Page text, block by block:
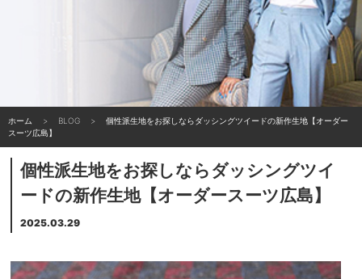
ホーム BLOG
個性派生地をお探しならダッシングツイードの新作生地【オーダー
スーツ広島】
個性派生地をお探しならダッシングツイ
ードの新作生地【オーダースーツ広島】
2025.03.29